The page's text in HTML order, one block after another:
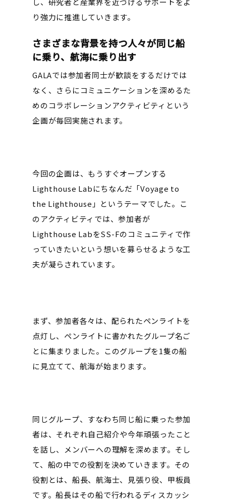
り強力に推進していきます。
さまざまな背景を持つ人々が同じ船
に乗り、航海に乗り出す
GALAでは参加者同士が歓談をするだけでは
なく、さらにコミュニケーションを深めるた
めのコラボレーションアクティビティという
企画が毎回実施されます。
今回の企画は、もうすぐオープンする
Lighthouse Labにちなんだ「Voyage to
the Lighthouse」というテーマでした。こ
のアクティビティでは、参加者が
Lighthouse LabをSS-Fのコミュニティで作
っていきたいという想いを募らせるような工
夫が凝らされています。
まず、参加者各々は、配られたペンライトを
点灯し、ペンライトに書かれたグループ名ご
とに集まりました。このグループを1隻の船
に見立てて、航海が始まります。
同じグループ、すなわち同じ船に乗った参加
者は、それぞれ自己紹介や今年頑張ったこと
を話し、メンバーへの理解を深めます。そし
て、船の中での役割を決めていきます。その
役割とは、船長、航海士、見張り役、甲板員
です。船長はその船で行われるディスカッシ